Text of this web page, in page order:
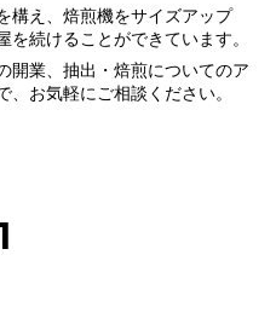
構え、焙煎機をサイズアップ
続けることができています。
開業、抽出・焙煎についてのア
、お気軽にご相談ください。